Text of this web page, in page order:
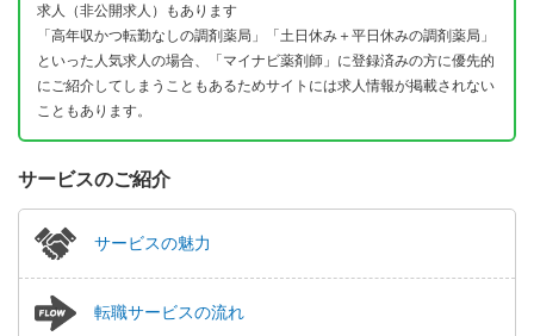
求人（非公開求人）もあります
「高年収かつ転勤なしの調剤薬局」「土日休み＋平日休みの調剤薬局」
といった人気求人の場合、「マイナビ薬剤師」に登録済みの方に優先的
にご紹介してしまうこともあるためサイトには求人情報が掲載されない
こともあります。
サービスのご紹介
サービスの魅力
転職サービスの流れ